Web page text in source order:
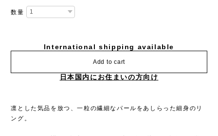
数量
International shipping available
Add to cart
日本国内にお住まいの方向け
凛とした気品を放つ、一粒の繊細なパールをあしらった細身のリ
ング。